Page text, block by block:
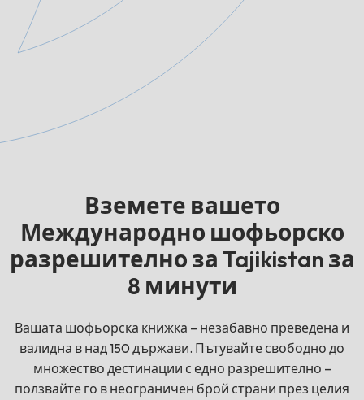
Вземете вашето
Международно шофьорско
разрешително за Tajikistan за
8 минути
Вашата шофьорска книжка – незабавно преведена и
валидна в над 150 държави. Пътувайте свободно до
множество дестинации с едно разрешително –
ползвайте го в неограничен брой страни през целия